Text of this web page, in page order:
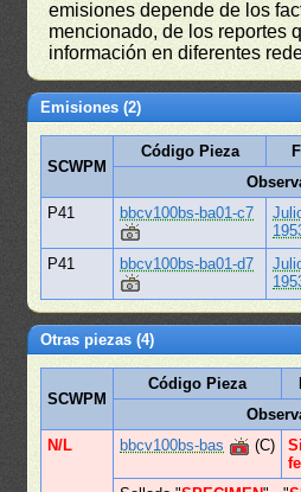
emisiones depende de los
mencionado, de los reportes
información en diferentes
Emisiones (2)
SCWPM
Código Pieza
P41
bbcv100bs-ba01-c7
P41 bbcv100bs-ba01-d7
Otras piezas (4)
SCWPM
Código Pieza
N/L
bbcv100bs-bas (C)